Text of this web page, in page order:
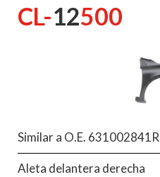
CL-12500
Similar a O.E. 631002841R
Aleta delantera derecha